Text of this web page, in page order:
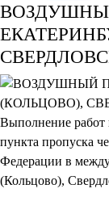
Выполнение работ
пункта пропуска
Федерации в
(Кольцово),